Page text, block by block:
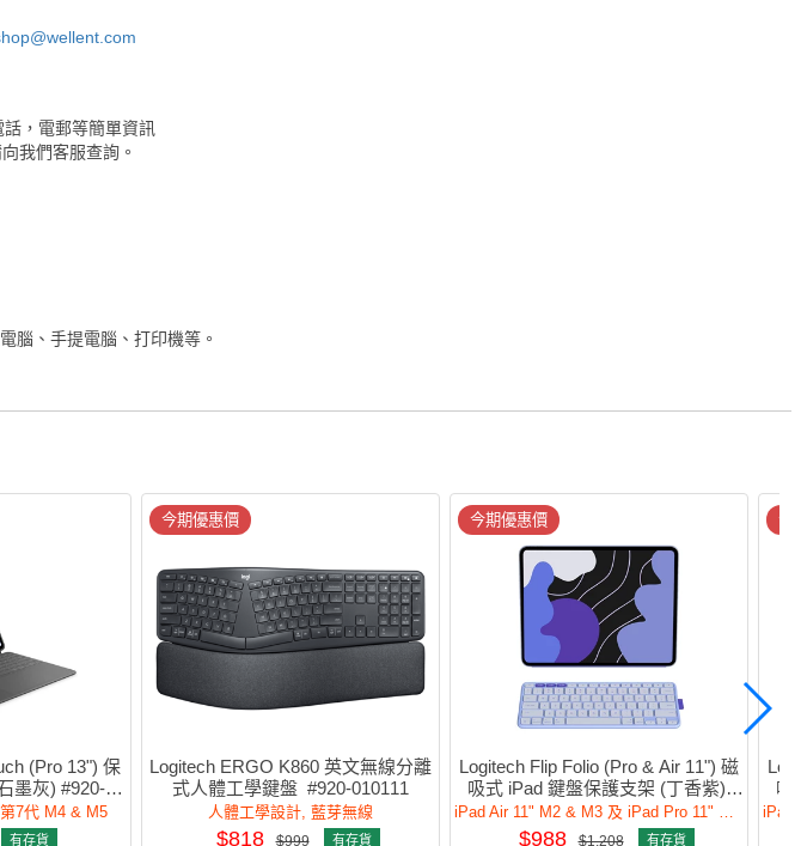
，電郵等簡單資訊
我們客服查詢。
腦、手提電腦、打印機等。
(Pro 13") 保
墨灰) #920-
7代 M4 & M5
有存貨
今期優惠價
Logitech ERGO K860 英文無線分離
式人體工學鍵盤  #920-010111
人體工學設計, 藍芽無線
$818 $999 有存貨
今期優惠價
Logitech Flip Folio (Pro & Air 11") 磁
吸式 iPad 鍵盤保護支架 (丁香紫)
#920-013843
$988 $1,208 有存貨
今
吸